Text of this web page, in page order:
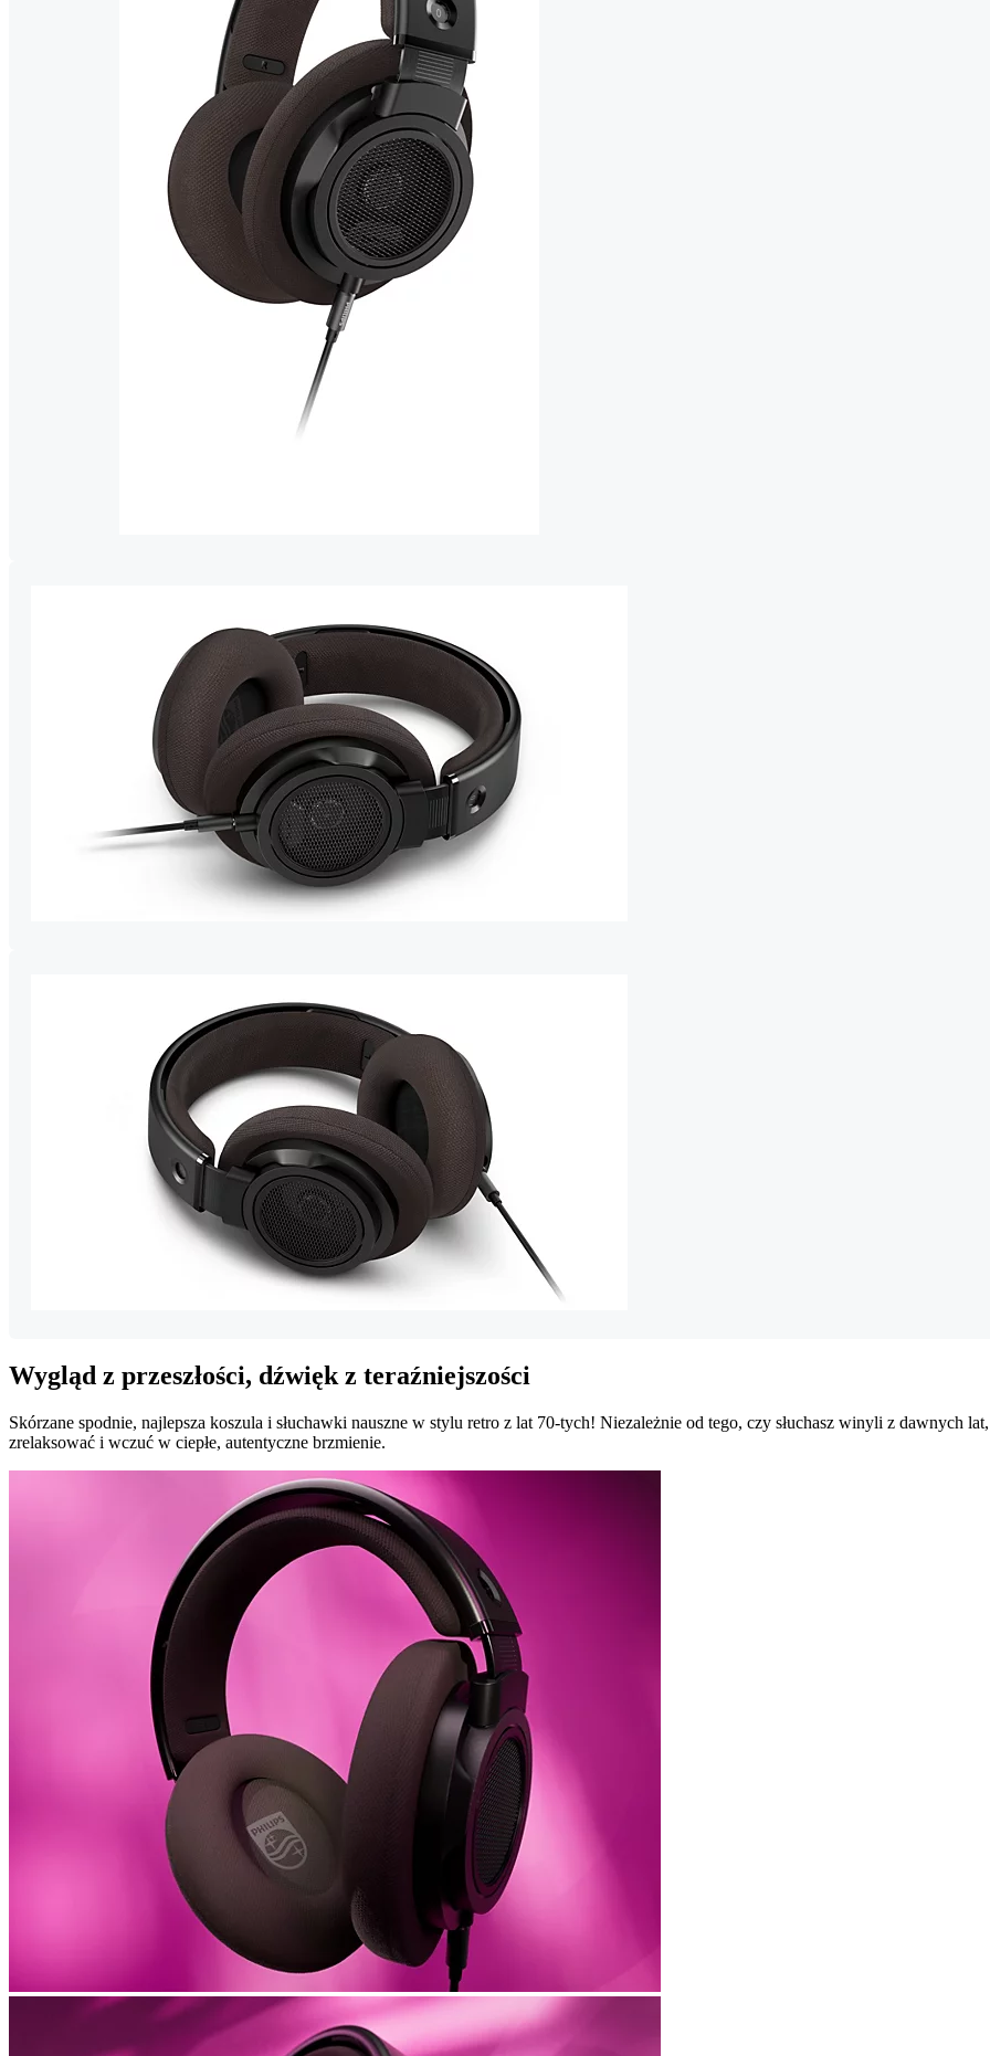
Wygląd z przeszłości, dźwięk z teraźniejszości
Skórzane spodnie, najlepsza koszula i słuchawki nauszne w stylu retro z lat 70-tych! Niezależnie od tego, czy słuchasz winyli z dawnych
zrelaksować i wczuć w ciepłe, autentyczne brzmienie.